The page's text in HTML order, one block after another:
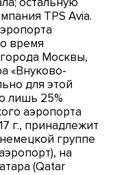
TPS Avia.
время
Москвы,
«Внуково-
для этой
лишь 25%
аэропорта
г., принадлежит
группе
на
(Qatar